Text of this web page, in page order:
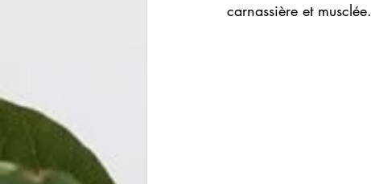
carnassière et musclée.